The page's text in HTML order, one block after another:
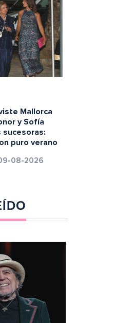
Mallorca
y Sofía
sucesoras:
puro verano
08-2026